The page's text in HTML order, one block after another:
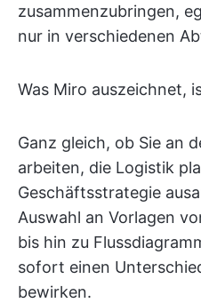
zusammenzubringen,
nur in verschiedenen
Was Miro auszeichnet,
Ganz gleich, ob Sie an
arbeiten, die Logistik
Geschäftsstrategie
Auswahl an Vorlagen
bis hin zu
sofort einen
bewirken.